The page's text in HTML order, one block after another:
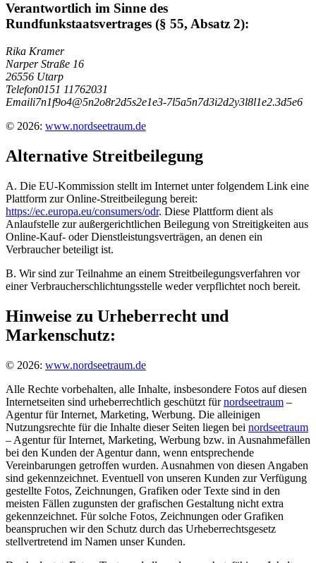
Verantwortlich im Sinne des
Rundfunkstaatsvertrages (§ 55, Absatz 2):
Rika Kramer
Narper Straße 16
26556 Utarp
Telefon0151 11762031
Emaili7n1f9o4@5n2o8r2d5s2e1e3-7l5a5n7d3i2d2y3l8l1e2.3d5e6
© 2026: www.nordseetraum.de
Alternative Streitbeilegung
A. Die EU-Kommission stellt im Internet unter folgendem Link eine
Plattform zur Online-Streitbeilegung bereit:
https://ec.europa.eu/consumers/odr. Diese Plattform dient als
Anlaufstelle zur außergerichtlichen Beilegung von Streitigkeiten aus
Online-Kauf- oder Dienstleistungsverträgen, an denen ein
Verbraucher beteiligt ist.
B. Wir sind zur Teilnahme an einem Streitbeilegungsverfahren vor
einer Verbraucherschlichtungsstelle weder verpflichtet noch bereit.
Hinweise zu Urheberrecht und
Markenschutz:
© 2026: www.nordseetraum.de
Alle Rechte vorbehalten, alle Inhalte, insbesondere Fotos auf diesen
Internetseiten sind urheberrechtlich geschützt fürnordseetraum –
Agentur für Internet, Marketing, Werbung. Die alleinigen
Nutzungsrechte für die Inhalte dieser Seiten liegen bei nordseetraum
– Agentur für Internet, Marketing, Werbung bzw. in Ausnahmefällen
bei den Kunden der Agentur dann, wenn entsprechende
Vereinbarungen getroffen wurden. Ausnahmen von diesen Angaben
sind gekennzeichnet. Eventuell von unseren Kunden zur Verfügung
gestellte Fotos, Zeichnungen, Grafiken oder Texte sind in den
meisten Fällen zugunsten der grafischen Gestaltung nicht extra
gekennzeichnet. Für solche Fotos, Zeichnungen oder Grafiken
beanspruchen wir den Schutz durch das Urheberrechtsgesetz
stellvertretend im Namen unser Kunden.